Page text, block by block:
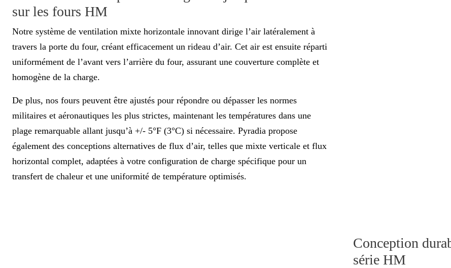
sur les fours HM
Notre système de ventilation mixte horizontale innovant dirige l’air latéralement à
travers la porte du four, créant efficacement un rideau d’air. Cet air est ensuite réparti
uniformément de l’avant vers l’arrière du four, assurant une couverture complète et
homogène de la charge.
De plus, nos fours peuvent être ajustés pour répondre ou dépasser les normes
militaires et aéronautiques les plus strictes, maintenant les températures dans une
plage remarquable allant jusqu’à +/- 5°F (3°C) si nécessaire. Pyradia propose
également des conceptions alternatives de flux d’air, telles que mixte verticale et flux
horizontal complet, adaptées à votre configuration de charge spécifique pour un
transfert de chaleur et une uniformité de température optimisés.
Conception
série HM